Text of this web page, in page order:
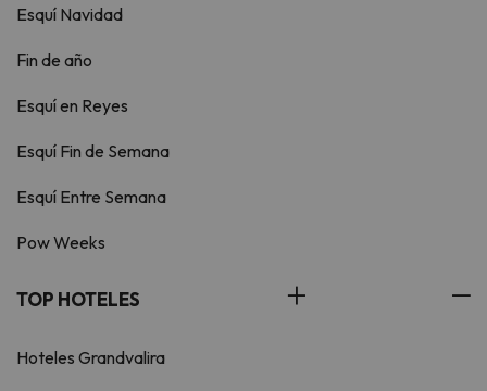
Esquí Navidad
Fin de año
Esquí en Reyes
Esquí Fin de Semana
Esquí Entre Semana
Pow Weeks
TOP HOTELES
Hoteles Grandvalira